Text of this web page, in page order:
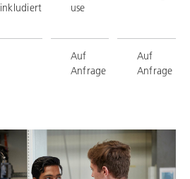
inkludiert
use
Auf
Anfrage
Auf
Anfrage